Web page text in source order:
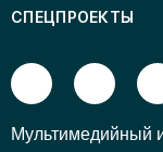
СПЕЦПРОЕКТЫ
Mультимедийный